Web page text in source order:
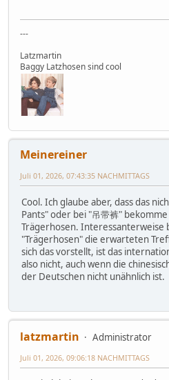
---
Latzmartin
Baggy Latzhosen sind cool
Meinereiner
Juli 01, 2026, 07:43:35 NACHMITTAGS
Cool. Ich glaube aber, dass das
Pants" oder bei "吊带裤"
Trägerhosen. Interessanterweise
"Trägerhosen" die erwarteten
sich das vorstellt, ist das
also nicht, auch wenn die
der Deutschen nicht unähnlich ist.
latzmartin
Administrator
Juli 01, 2026, 09:06:18 NACHMITTAGS